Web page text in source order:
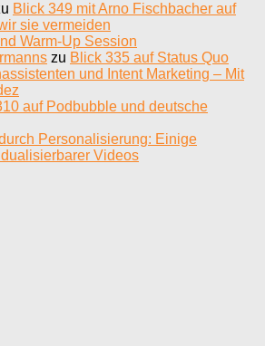
Blick 349 mit Arno Fischbacher auf
sie vermeiden
Warm-Up Session
zu Blick 335 auf Status Quo
und Intent Marketing – Mit
auf Podbubble und deutsche
Personalisierung: Einige
Videos